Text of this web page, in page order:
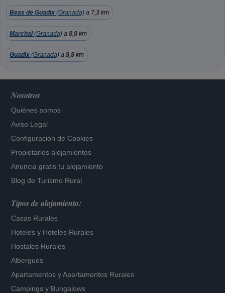
Beas de Guadix (Granada) a 7,3 km
Marchal(Granada) a 8,8 km
Guadix (Granada) a 8,8 km
Nosotros
Quiénes somos
Aviso Legal
Configuración de Cookies
Propietarios alojamientos
Anuncia gratis tu alojamiento
Blog de Turismo Rural
Tipos de alojamiento:
Casas Rurales
Hoteles y Hoteles Rurales
Hostales Rurales
Albergues
Apartamentos yApartamentos Rurales
Campings y Bungalows